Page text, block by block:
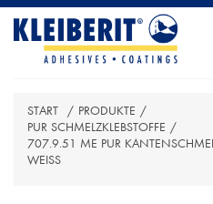
STARTSEITE
PRODUKTE
START / PRODUKTE /
PUR SCHMELZKLEBSTOFFE /
707.9.51 ME PUR
WEISS